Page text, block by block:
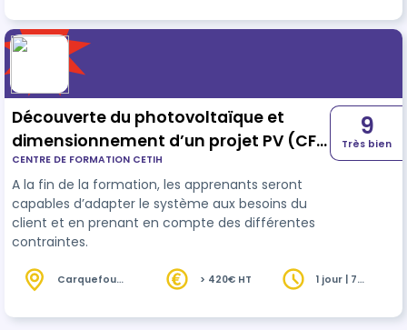
Découverte du photovoltaïque et
dimensionnement d’un projet PV (CFC
14)
CENTRE DE FORMATION CETIH
A la fin de la formation, les apprenants seront
capables d’adapter le système aux besoins du
client et en prenant en compte des différentes
contraintes.
9
Très bien
Carquefou
> 420€ HT
1 jour | 7